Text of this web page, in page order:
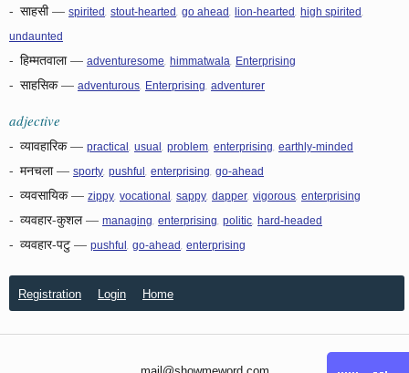
- साहसी— spirited stout-hearted go ahead lion-hearted high spirited
undaunted
- हिम्मतवाला— adventuresome himmatwala Enterprising
- साहसिक— adventurous Enterprising adventurer
adjective
- व्यावहारिक— practical usual problem enterprising earthly-minded
- मनचला— sporty pushful enterprising go-ahead
- व्यवसायिक— zippy vocational sappy dapper vigorous enterprising
- व्यवहार-कुशल— managing enterprising politic hard-headed
- व्यवहार-पटु — pushful go-ahead enterprising
Registration Login Home